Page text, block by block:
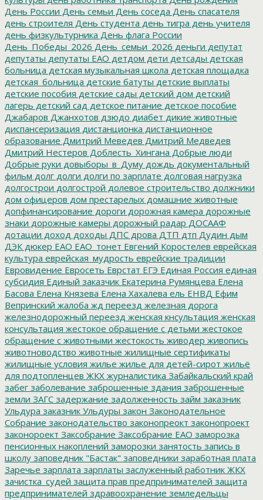
День России День семьи День соседа День спасателя
день строителя День студента день тигра день учителя
день физкультурника День флага России
День_Победы_2026 День_семьи_2026 деньги депутат
депутаты депутаты ЕАО детдом дети детсады детская
больница детская музыкальная школа детская площадка
детская_больница детские батуты детские выплаты
детские пособия детские сады детский дом детский
лагерь детский сад детское питание детское пособие
Джабаров Джанхотов дзюдо диабет дикие животные
диспансеризация дистанционка дистанционное
образование Дмитрий Меведев Дмитрий Медведев
Дмитрий Нестеров Доблесть_Хингана Добрые люди
Добрые руки довыборы_в_Думу дождь документальный
фильм долг долги долги по зарплате долговая нагрузка
долгострои долгострой долевое строительство должники
дом офицеров дом престарелых домашние животные
допфинансирование дороги дорожная камера дорожные
знаки дорожные камеры дорожный радар ДОСААФ
дотации доход доходы ДПС дрова ДТП дтп Дудин дым
ДЭК дюкер ЕАО ЕАО_тонет Евгений Коростелев еврейская
культура еврейская_мудрость еврейские традиции
Евровидение Евросеть Еврстат ЕГЭ Единая Россия единая
субсидия Единый заказчик Екатерина Румянцева Елена
Басова Елена Князева Елена Хахалева ель ЕНВД Ефим
Вепринский жалоба жд переезд железная дорога
железнодорожный переезд женская кнсультация женская
консультация жестокое обращение с детьми жестокое
обращение с животными жестокость живодер живопись
животноводство животные жилищные сертификаты
жилищные условия жилье жилье для детей-сирот жильё
для подтопленцев ЖКХ журналистика Забайкальский край
забег заболевание заброшенные здания заброшенные
земли ЗАГС задержание задолженность займ заказник
Ульдура заказник Ульдуры закон Законодательное
Собрание законодательство законопреокт законопроект
законороект Заксобрание Заксобрание ЕАО заморозка
пенсионных накоплений заморозки занятость запись в
школу заповедник "Бастак" заповедники заработная плата
Заречье зарплата зарплаты заслуженный работник ЖКХ
зачистка_судей защита прав предпринимателей защита
предпринимателей здравоохранение земледельцы